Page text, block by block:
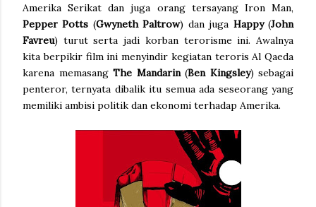
Amerika Serikat dan juga orang tersayang Iron Man,
Pepper Potts (Gwyneth Paltrow) dan juga Happy(John
Favreu) turut serta jadi korban terorisme ini. Awalnya
kita berpikir film ini menyindir kegiatan teroris Al Qaeda
karena memasang The Mandarin(Ben Kingsley) sebagai
penteror, ternyata dibalik itu semua ada seseorang yang
memiliki ambisi politik dan ekonomi terhadap Amerika.